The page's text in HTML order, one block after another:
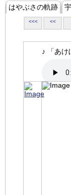
はやぶさの軌跡
<<< <<
♪ 「あけ